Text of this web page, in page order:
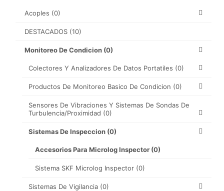
Acoples (0)
DESTACADOS (10)
Monitoreo De Condicion (0)
Colectores Y Analizadores De Datos Portatiles (0)
Productos De Monitoreo Basico De Condicion (0)
Sensores De Vibraciones Y Sistemas De Sondas De
Turbulencia/proximidad (0)
Sistemas De Inspeccion (0)
Accesorios Para Microlog Inspector (0)
Sistema SKF Microlog Inspector (0)
Sistemas De Vigilancia (0)